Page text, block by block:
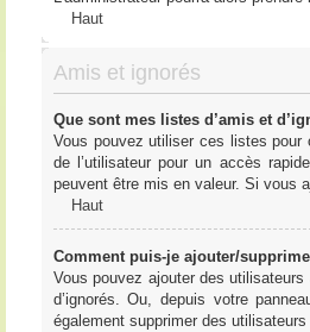
Haut
Amis et ignorés
Que sont mes listes d’amis et
Vous pouvez utiliser ces listes pour
de l’utilisateur pour un accès
peuvent être mis en valeur. Si vous
Haut
Comment puis-je ajouter/
Vous pouvez ajouter des
d’ignorés. Ou, depuis votre
également supprimer des